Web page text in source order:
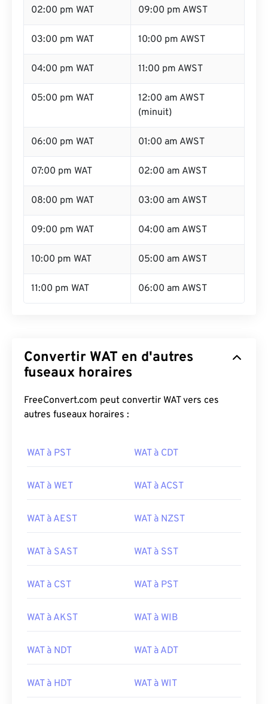
02:00 pm WAT 09:00 pm AWST
03:00 pm WAT 10:00 pm AWST
04:00 pm WAT 11:00 pm AWST
05:00 pm WAT
12:00 am AWST
(minuit)
06:00 pm WAT 01:00 am AWST
07:00 pm WAT 02:00 am AWST
08:00 pm WAT 03:00 am AWST
09:00 pm WAT 04:00 am AWST
10:00 pm WAT 05:00 am AWST
11:00 pm WAT 06:00 am AWST
Convertir WAT en d'autres
fuseaux horaires
FreeConvert.com peut convertir WAT vers ces
autres fuseaux horaires :
WAT à PST WAT à CDT
WAT à WET WAT à ACST
WAT à AEST WAT à NZST
WAT à SAST WAT à SST
WAT à CST WAT à PST
WAT à AKST WAT à WIB
WAT à NDT WAT à ADT
WAT à HDT WAT à WIT